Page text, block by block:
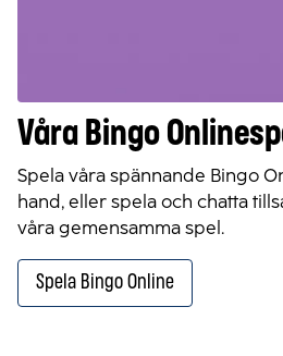
Våra Bingo
Spela våra spännande Bingo
hand, eller spela och chatta
våra gemensamma spel.
Spela Bingo Online